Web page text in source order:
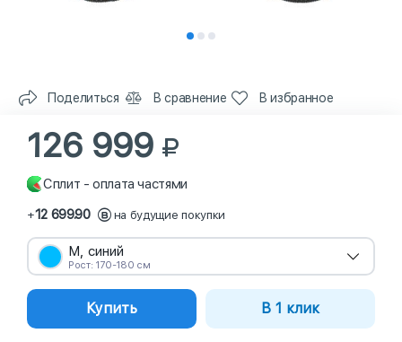
Поделиться В сравнение В избранное
126 999
Сплит - оплата частями
+12 699.90 на будущие покупки
M, синий
Рост: 170-180 см
Купить В 1 клик